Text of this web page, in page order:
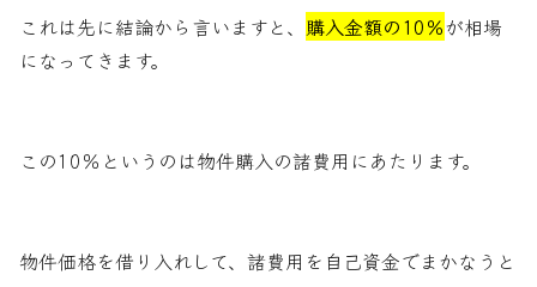
これは先に結論から言いますと、 購入金額の10％が相場
になってきます。
この10％というのは物件購入の諸費用にあたります。
物件価格を借り入れして、諸費用を自己資金でまかなうと